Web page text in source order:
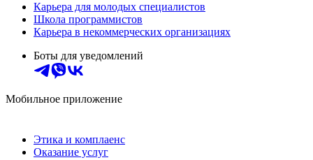
Карьера для молодых специалистов
Школа программистов
Карьера в некоммерческих организациях
Боты для уведомлений
Мобильное приложение
Этика и комплаенс
Оказание услуг